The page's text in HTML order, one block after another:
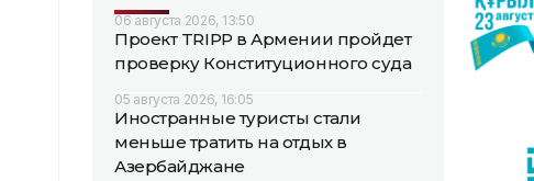
06 августа 2026, 13:50
Проект TRIPP в Армении пройдет
проверку Конституционного суда
05 августа 2026, 16:05
Иностранные туристы стали
меньше тратить на отдых в
Азербайджане